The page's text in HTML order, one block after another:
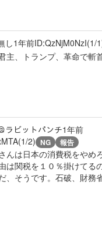
し1年前ID:QzNjM0NzI(1/
主、トランプ、革命で斬
ラビットパンチ1年前
2) NG 報告
んは日本の消費税をやめ
は関税を１０％掛けてる
、そうです。石破、財務